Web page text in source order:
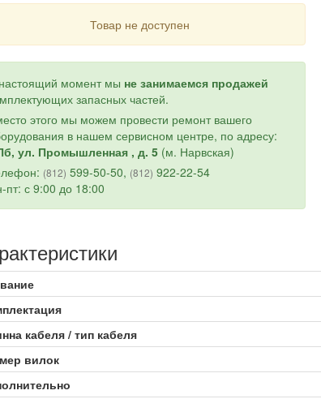
Товар не доступен
момент мы не занимаемся продажей
запасных частей.
этого мы можем провести ремонт вашего
в нашем сервисном центре, по адресу:
ул. Промышленная , д. 5(м. Нарвская)
(812) 599-50-50, (812) 922-22-54
пт: с 9:00 до 18:00
кабеля / тип кабеля
вилок